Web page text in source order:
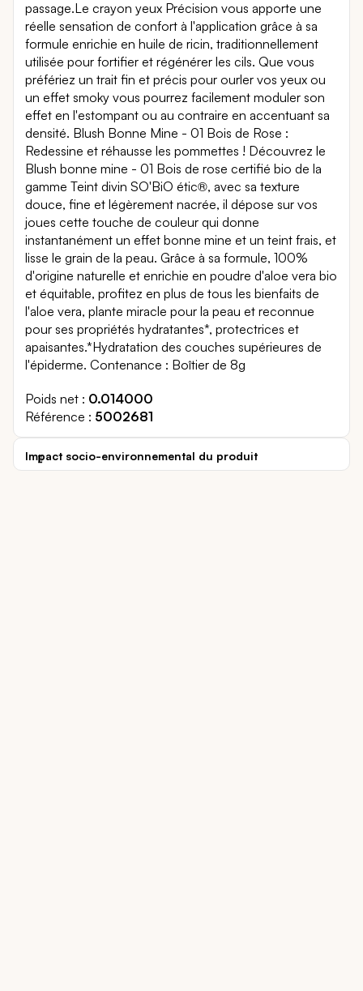
passage.Le crayon yeux Précision vous apporte une
réelle sensation de confort à l'application grâce à sa
formule enrichie en huile de ricin, traditionnellement
utilisée pour fortifier et régénérer les cils. Que vous
préfériez un trait fin et précis pour ourler vos yeux ou
un effet smoky vous pourrez facilement moduler son
effet en l'estompant ou au contraire en accentuant sa
densité. Blush Bonne Mine - 01 Bois de Rose :
Redessine et réhausse les pommettes ! Découvrez le
Blush bonne mine - 01 Bois de rose certifié bio de la
gamme Teint divin SO'BiO étic®, avec sa texture
douce, fine et légèrement nacrée, il dépose sur vos
joues cette touche de couleur qui donne
instantanément un effet bonne mine et un teint frais, et
lisse le grain de la peau. Grâce à sa formule, 100%
d'origine naturelle et enrichie en poudre d'aloe vera bio
et équitable, profitez en plus de tous les bienfaits de
l'aloe vera, plante miracle pour la peau et reconnue
pour ses propriétés hydratantes*, protectrices et
apaisantes.*Hydratation des couches supérieures de
l'épiderme. Contenance : Boîtier de 8g
Poids net
0.014000
Référence
5002681
Impact socio-environnemental du produit